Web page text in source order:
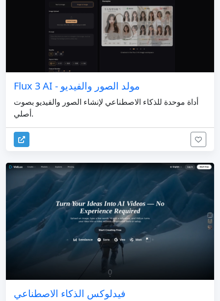
Flux 3 AI - مولد الصور والفيديو
أداة موحدة للذكاء الاصطناعي لإنشاء الصور والفيديو بصوت
أصلي.
فيدلوكس الذكاء الاصطناعي